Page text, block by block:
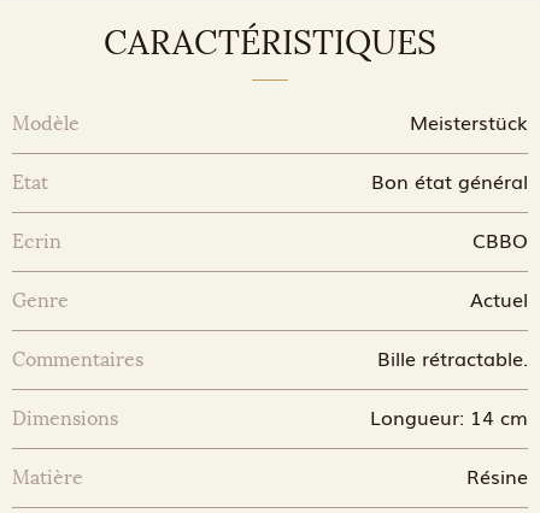
CARACTÉRISTIQUES
Modèle Meisterstück
Etat Bon état général
Ecrin CBBO
Genre Actuel
Commentaires Bille rétractable.
Dimensions Longueur: 14 cm
Matière Résine